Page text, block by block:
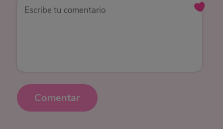
Comentar